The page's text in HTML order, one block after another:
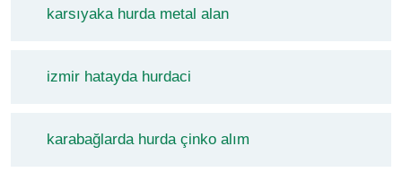
karsıyaka hurda metal alan
izmir hatayda hurdaci
karabağlarda hurda çinko alım